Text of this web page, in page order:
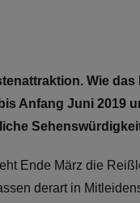
Wie
Anfang Juni 2019
Ende März die
derart in